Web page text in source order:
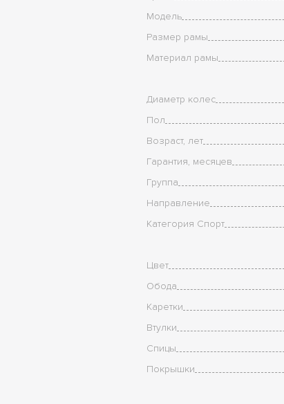
Модель
Размер рамы
Материал рамы
Диаметр колес
Пол
Возраст, лет
Гарантия, месяцев
Группа
Направление
Категория Спорт
Цвет
Обода
Каретки
Втулки
Спицы
Покрышки